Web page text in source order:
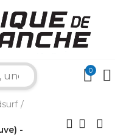
0
-
×
nautique.
?